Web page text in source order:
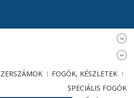
FOGÓK, KÉSZLETEK
SPECIÁLIS FOGÓK